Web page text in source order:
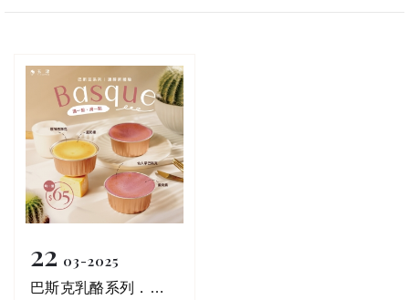
你！
☁ 橙心橙意 $69
橙香融入綿密蛋糕，酸
甜清爽、口感輕盈。
☁ 開心物語（開心果）
$75
剛好，奶香與堅果完美
結合。
22 03 2025
巴斯克乳酪系列．全新口味登場！